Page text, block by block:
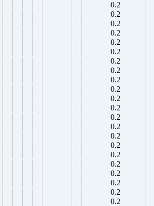
0.2
0.2
0.2
0.2
0.2
0.2
0.2
0.2
0.2
0.2
0.2
0.2
0.2
0.2
0.2
0.2
0.2
0.2
0.2
0.2
0.2
0.2